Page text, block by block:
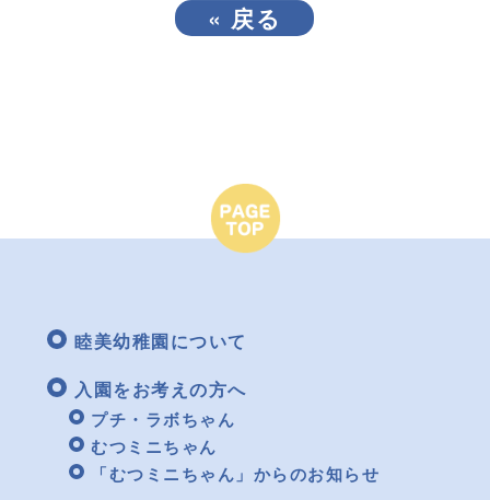
« 戻る
睦美幼稚園について
入園をお考えの方へ
プチ・ラボちゃん
むつミニちゃん
「むつミニちゃん」からのお知らせ